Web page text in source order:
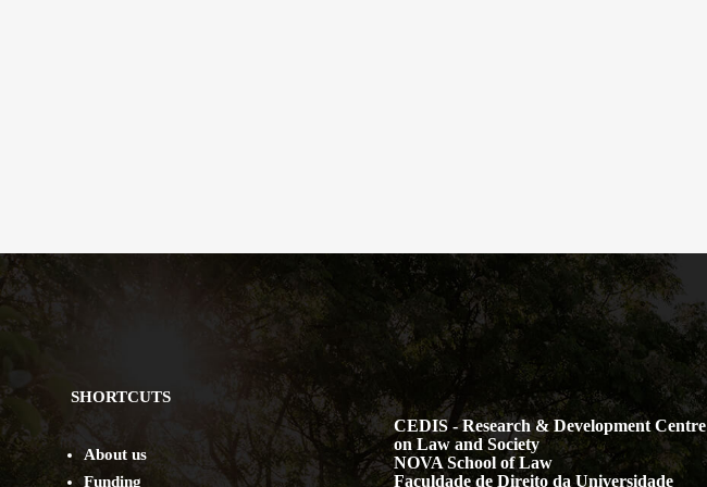
SHORTCUTS
About us
Funding
CEDIS - Research & Development Centre
on Law and Society
NOVA School of Law
Faculdade de Direito da Universidade